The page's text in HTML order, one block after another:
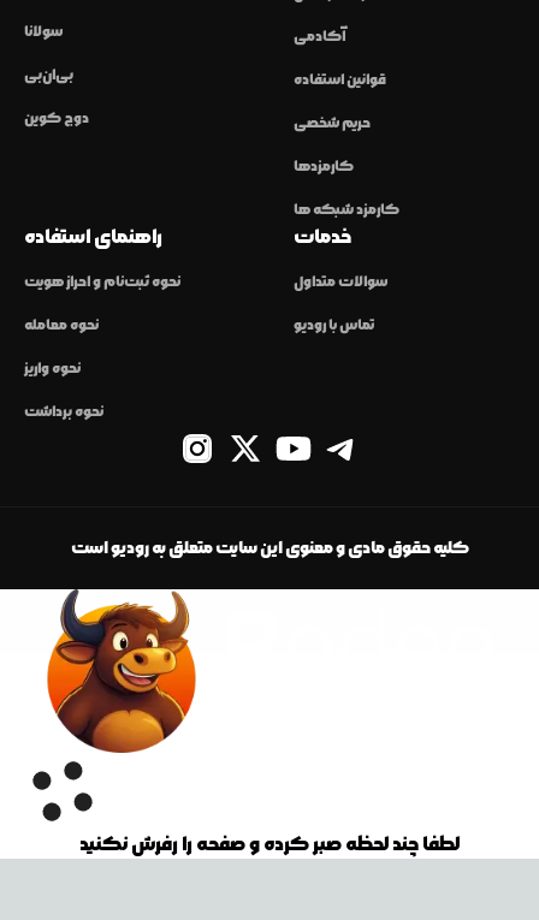
سولانا
بی‌ان‌بی
دوج کوین
آکادمی
قوانین استفاده
حریم شخصی
کارمزدها
کارمزد شبکه ها
راهنمای استفاده
نحوه ثبت‌نام و احراز هویت
نحوه معامله
نحوه واریز
نحوه برداشت
خدمات
سوالات متداول
تماس با رودیو
کلیه حقوق مادی و معنوی این سایت متعلق به رودیو است
لطفا چند لحظه صبر کرده و صفحه را رفرش نکنید